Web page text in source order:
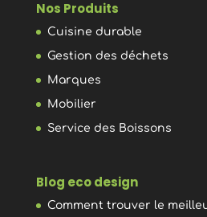
Nos Produits
Cuisine durable
Gestion des déchets
Marques
Mobilier
Service des Boissons
Blog eco design
Comment trouver le